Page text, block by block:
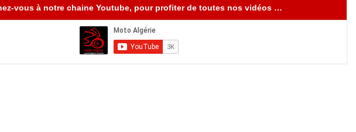
vous à notre chaine Youtube, pour profiter de toutes nos vidéos …